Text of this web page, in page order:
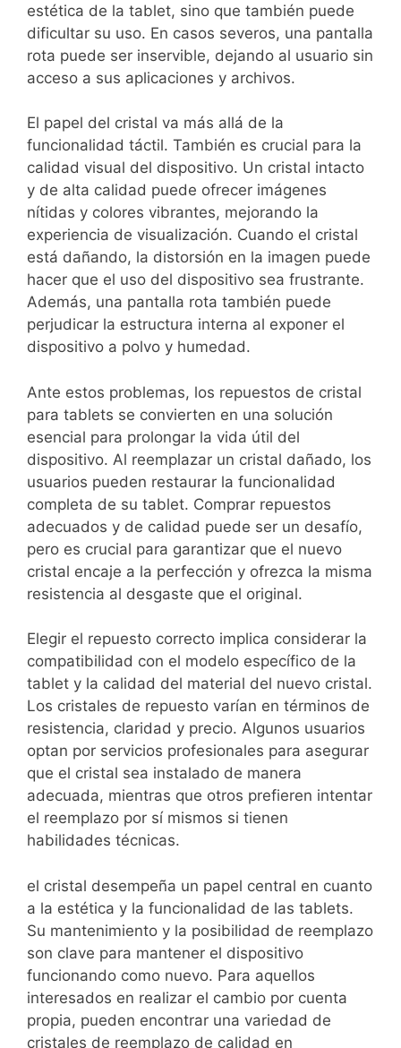
estética de la tablet, sino que también puede
dificultar su uso. En casos severos, una pantalla
rota puede ser inservible, dejando al usuario sin
acceso a sus aplicaciones y archivos.
El papel del cristal va más allá de la
funcionalidad táctil. También es crucial para la
calidad visual del dispositivo. Un cristal intacto
y de alta calidad puede ofrecer imágenes
nítidas y colores vibrantes, mejorando la
experiencia de visualización. Cuando el cristal
está dañando, la distorsión en la imagen puede
hacer que el uso del dispositivo sea frustrante.
Además, una pantalla rota también puede
perjudicar la estructura interna al exponer el
dispositivo a polvo y humedad.
Ante estos problemas, los repuestos de cristal
para tablets se convierten en una solución
esencial para prolongar la vida útil del
dispositivo. Al reemplazar un cristal dañado, los
usuarios pueden restaurar la funcionalidad
completa de su tablet. Comprar repuestos
adecuados y de calidad puede ser un desafío,
pero es crucial para garantizar que el nuevo
cristal encaje a la perfección y ofrezca la misma
resistencia al desgaste que el original.
Elegir el repuesto correcto implica considerar la
compatibilidad con el modelo específico de la
tablet y la calidad del material del nuevo cristal.
Los cristales de repuesto varían en términos de
resistencia, claridad y precio. Algunos usuarios
optan por servicios profesionales para asegurar
que el cristal sea instalado de manera
adecuada, mientras que otros prefieren intentar
el reemplazo por sí mismos si tienen
habilidades técnicas.
el cristal desempeña un papel central en cuanto
a la estética y la funcionalidad de las tablets.
Su mantenimiento y la posibilidad de reemplazo
son clave para mantener el dispositivo
funcionando como nuevo. Para aquellos
interesados en realizar el cambio por cuenta
propia, pueden encontrar una variedad de
cristales de reemplazo de calidad en